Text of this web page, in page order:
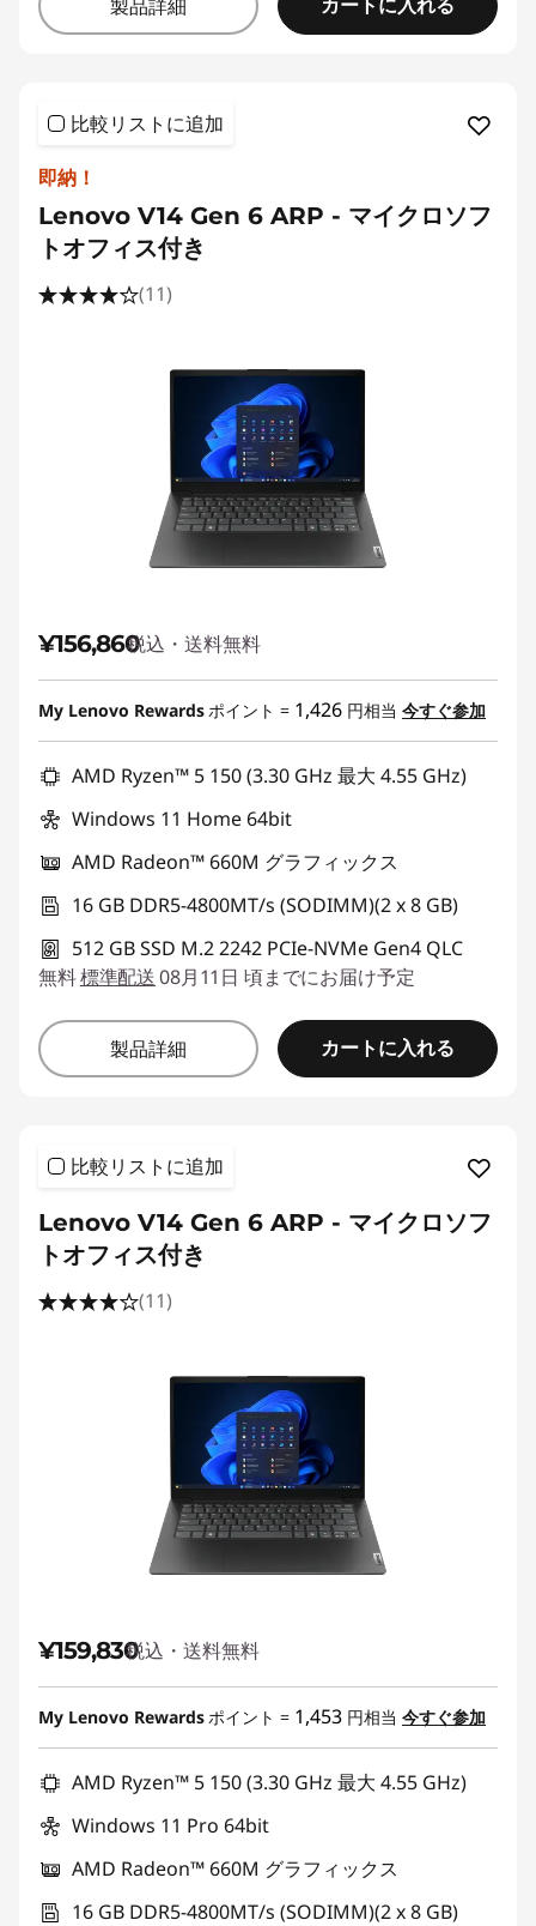
製品詳細 カートに入れる
比較リストに追加
即納！
Lenovo V14 Gen 6 ARP - マイクロソフ
トオフィス付き
(11)
¥156,860税込・送料無料
My Lenovo Rewardsポイント = 1,426 円相当 今すぐ参加
AMD Ryzen™ 5 150 (3.30 GHz 最大 4.55 GHz)
Windows 11 Home 64bit
AMD Radeon™ 660M グラフィックス
16 GB DDR5-4800MT/s (SODIMM)(2 x 8 GB)
512 GB SSD M.2 2242 PCIe-NVMe Gen4 QLC
無料標準配送08月11日 頃までにお届け予定
製品詳細 カートに入れる
比較リストに追加
Lenovo V14 Gen 6 ARP - マイクロソフ
トオフィス付き
(11)
¥159,830税込・送料無料
My Lenovo Rewardsポイント = 1,453 円相当 今すぐ参加
AMD Ryzen™ 5 150 (3.30 GHz 最大 4.55 GHz)
Windows 11 Pro 64bit
AMD Radeon™ 660M グラフィックス
16 GB DDR5-4800MT/s (SODIMM)(2 x 8 GB)